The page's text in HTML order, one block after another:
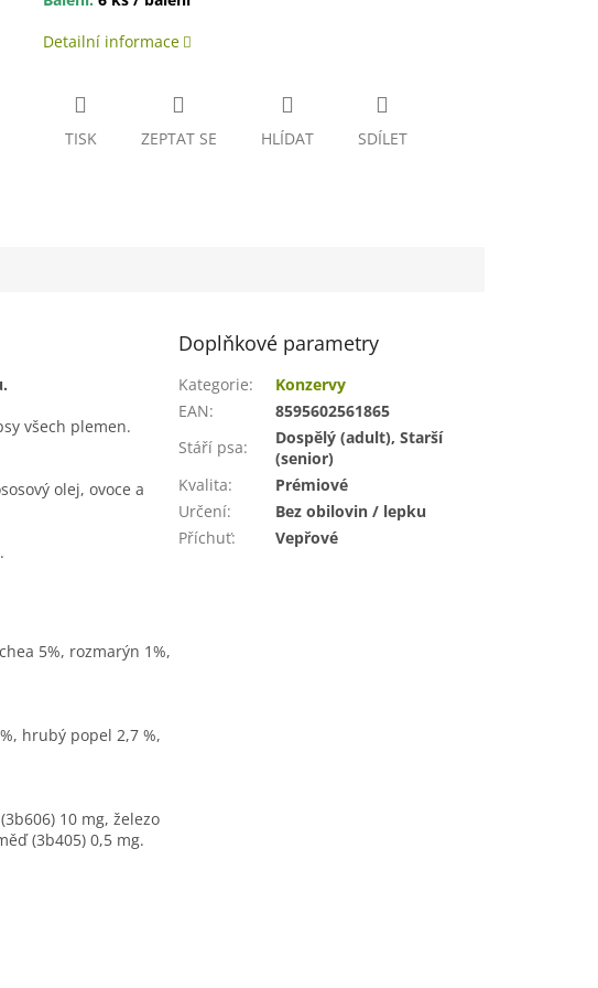
Detailní informace
TISK ZEPTAT SE HLÍDAT SDÍLET
všech plemen.
olej, ovoce a
5%, rozmarýn 1%,
hrubý popel 2,7 %,
10 mg, železo
(3b405) 0,5 mg.
Doplňkové parametry
Kategorie:
Konzervy
EAN:
8595602561865
Stáří psa:
Dospělý (adult), Starší
(senior)
Kvalita:
Prémiové
Určení:
Bez obilovin / lepku
Příchuť: Vepřové